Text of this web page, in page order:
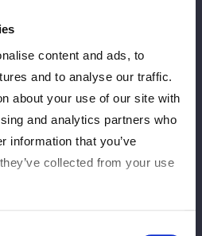
content and ads, to
and to analyse our traffic.
about your use of our site with
and analytics partners who
information that you’ve
collected from your use
てみてくださいね★
カー１枚
めた特製ステッカーは、飲むあん